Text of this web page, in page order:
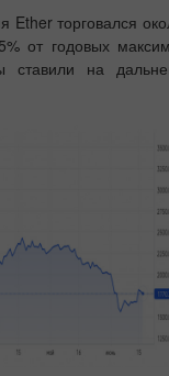
Ether торговался
от годовых
на